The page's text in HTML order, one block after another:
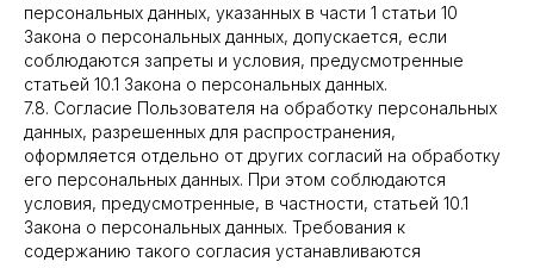
персональных данных, указанных в части 1 статьи 10
Закона о персональных данных, допускается, если
соблюдаются запреты и условия, предусмотренные
статьей 10.1 Закона о персональных данных.
7.8. Согласие Пользователя на обработку персональных
данных, разрешенных для распространения,
оформляется отдельно от других согласий на обработку
его персональных данных. При этом соблюдаются
условия, предусмотренные, в частности, статьей 10.1
Закона о персональных данных. Требования к
содержанию такого согласия устанавливаются